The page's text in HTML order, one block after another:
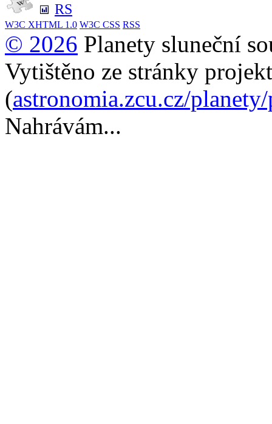
RS
W3C XHTML 1.0 W3C CSS RSS
© 2026 Planety sluneční
Vytištěno ze stránky
(astronomia.zcu.cz/
Nahrávám...